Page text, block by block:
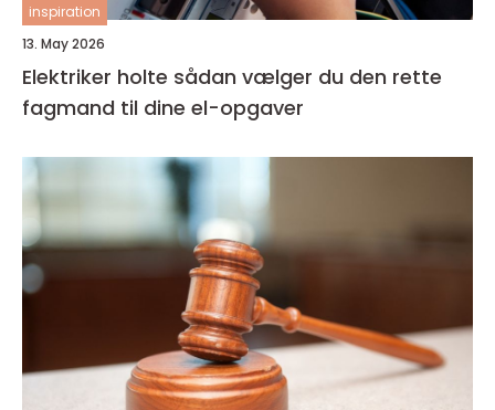
inspiration
13. May 2026
Elektriker holte sådan vælger du den rette
fagmand til dine el-opgaver